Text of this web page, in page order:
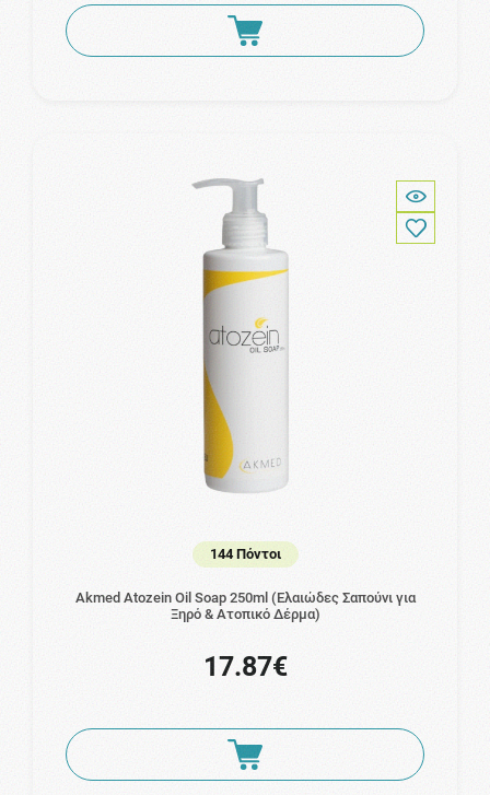
144 Πόντοι
Akmed Atozein Oil Soap 250ml (Ελαιώδες Σαπούνι για
Ξηρό & Ατοπικό Δέρμα)
17.87€